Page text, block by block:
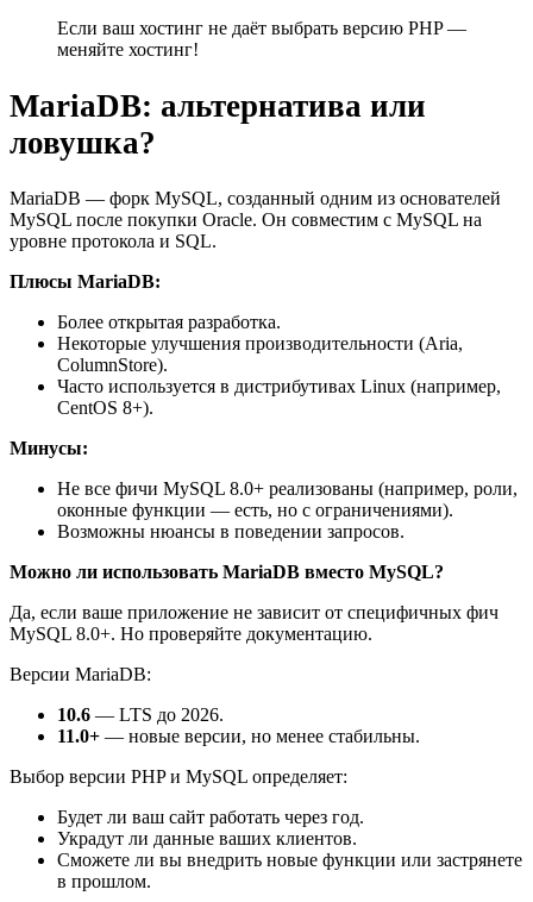
Если ваш хостинг не даёт выбрать версию PHP —
меняйте хостинг!
MariaDB: альтернатива или
ловушка?
MariaDB — форк MySQL, созданный одним из основателей
MySQL после покупки Oracle. Он совместим с MySQL на
уровне протокола и SQL.
Плюсы MariaDB:
Более открытая разработка.
Некоторые улучшения производительности (Aria,
ColumnStore).
Часто используется в дистрибутивах Linux (например,
CentOS 8+).
Минусы:
Не все фичи MySQL 8.0+ реализованы (например, роли,
оконные функции — есть, но с ограничениями).
Возможны нюансы в поведении запросов.
Можно ли использовать MariaDB вместо MySQL?
Да, если ваше приложение не зависит от специфичных фич
MySQL 8.0+. Но проверяйте документацию.
Версии MariaDB:
10.6 — LTS до 2026.
11.0+ — новые версии, но менее стабильны.
Выбор версии PHP и MySQL определяет:
Будет ли ваш сайт работать через год.
Украдут ли данные ваших клиентов.
Сможете ли вы внедрить новые функции или застрянете
в прошлом.